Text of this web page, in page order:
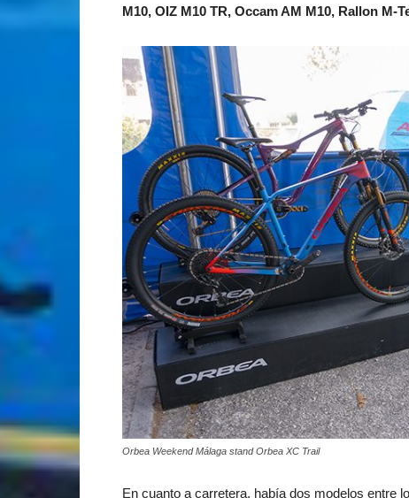
M10, OIZ M10 TR, Occam AM M10, Rallon M-
Orbea Weekend Málaga stand Orbea XC Trail
En cuanto a carretera, había dos modelos entre